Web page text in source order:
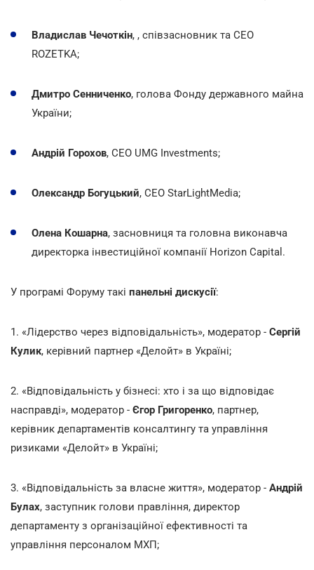
Владислав Чечоткін, , співзасновник та CEO
ROZETKA;
Дмитро Сенниченко, голова Фонду державного майна
України;
Андрій Горохов, СЕО UMG Investments;
Олександр Богуцький, СЕО StarLightMedia;
Олена Кошарна, засновниця та головна виконавча
директорка інвестиційної компанії Horizon Capital.
У програмі Форуму такі панельні дискусії:
1. «Лідерство через відповідальність», модератор - Сергій
Кулик, керівний партнер «Делойт» в Україні;
2. «Відповідальність у бізнесі: хто і за що відповідає
насправді», модератор - Єгор Григоренко, партнер,
керівник департаментів консалтингу та управління
ризиками «Делойт» в Україні;
3. «Відповідальність за власне життя», модератор - Андрій
Булах, заступник голови правління, директор
департаменту з організаційної ефективності та
управління персоналом МХП;